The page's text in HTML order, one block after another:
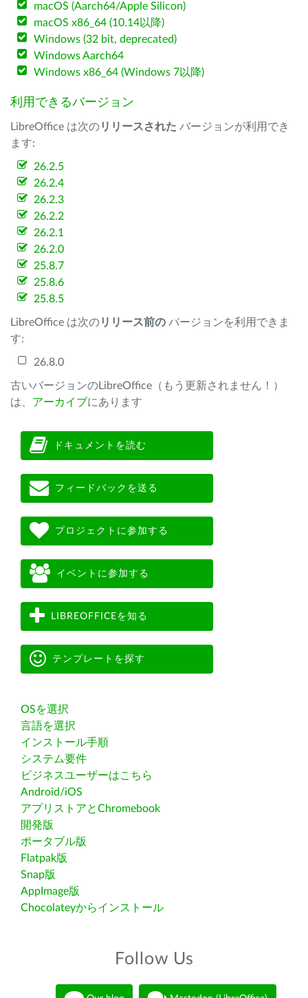
macOS (Aarch64/Apple Silicon)
macOS x86_64 (10.14以降)
Windows (32 bit, deprecated)
Windows Aarch64
Windows x86_64 (Windows 7以降)
利用できるバージョン
LibreOffice は次のリリースされた バージョンが利用でき
ます:
26.2.5
26.2.4
26.2.3
26.2.2
26.2.1
26.2.0
25.8.7
25.8.6
25.8.5
LibreOffice は次のリリース前の バージョンを利用できま
す:
26.8.0
古いバージョンのLibreOffice（もう更新されません！）
は、 アーカイブにあります
ドキュメントを読む
フィードバックを送る
プロジェクトに参加する
イベントに参加する
LIBREOFFICEを知る
テンプレートを探す
OSを選択
言語を選択
インストール手順
システム要件
ビジネスユーザーはこちら
Android/iOS
アプリストアとChromebook
開発版
ポータブル版
Flatpak版
Snap版
AppImage版
Chocolateyからインストール
Follow Us